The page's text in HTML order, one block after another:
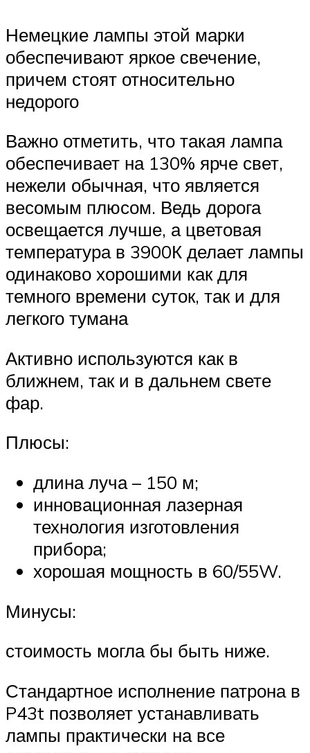
Немецкие лампы этой марки
обеспечивают яркое свечение,
причем стоят относительно
недорого
Важно отметить, что такая лампа
обеспечивает на 130% ярче свет,
нежели обычная, что является
весомым плюсом. Ведь дорога
освещается лучше, а цветовая
температура в 3900К делает лампы
одинаково хорошими как для
темного времени суток, так и для
легкого тумана
Активно используются как в
ближнем, так и в дальнем свете
фар.
Плюсы:
длина луча – 150 м;
инновационная лазерная
технология изготовления
прибора;
хорошая мощность в 60/55W.
Минусы:
стоимость могла бы быть ниже.
Стандартное исполнение патрона в
P43t позволяет устанавливать
лампы практически на все